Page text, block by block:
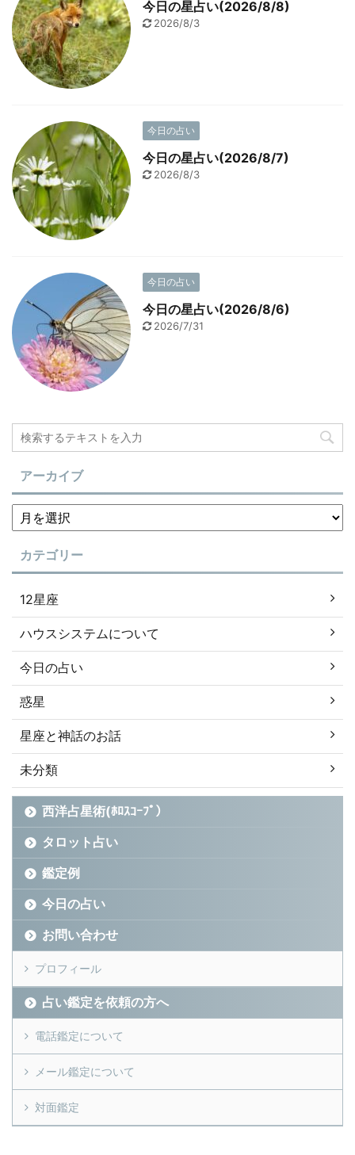
今日の星占い(2026/8/8)
2026/8/3
今日の占い
今日の星占い(2026/8/7)
2026/8/3
今日の占い
今日の星占い(2026/8/6)
2026/7/31
アーカイブ
カテゴリー
12星座
ハウスシステムについて
今日の占い
惑星
星座と神話のお話
未分類
西洋占星術(ﾎﾛｽｺｰﾌﾟ）
タロット占い
鑑定例
今日の占い
お問い合わせ
プロフィール
占い鑑定を依頼の方へ
電話鑑定について
メール鑑定について
対面鑑定